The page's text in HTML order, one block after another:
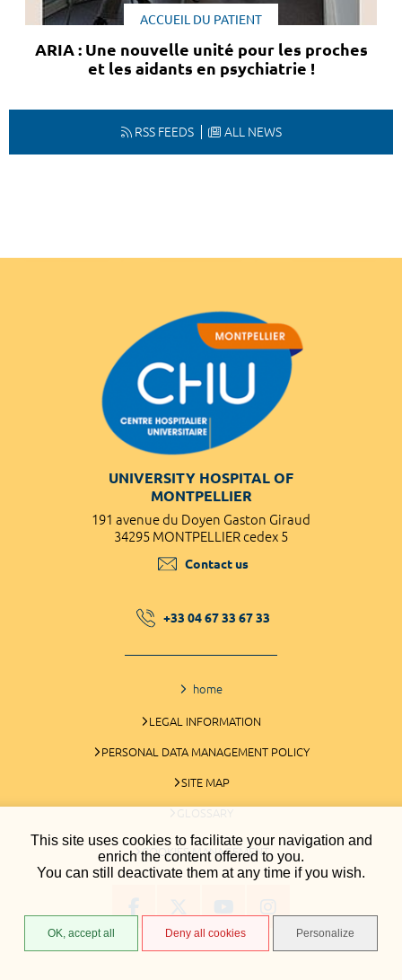
This site uses cookies to facilitate your navigation and
enrich the content offered to you.
You can still deactivate them at any time if you wish.
OK, accept all Deny all cookies Personalize
ACCUEIL DU PATIENT
ARIA : Une nouvelle unité pour les proches
et les aidants en psychiatrie !
RSS FEEDS ALL NEWS
UNIVERSITY HOSPITAL OF
MONTPELLIER
191 avenue du Doyen Gaston Giraud
34295 MONTPELLIER cedex 5
Contact us
+33 04 67 33 67 33
home
LEGAL INFORMATION
PERSONAL DATA MANAGEMENT POLICY
SITE MAP
GLOSSARY
COOKIES MANAGEMENT